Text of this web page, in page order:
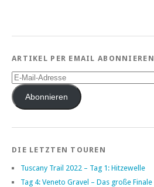
ARTIKEL PER EMAIL ABONNIEREN
E-
Mail-
AdresseAbonnieren
DIE LETZTEN TOUREN
Tuscany Trail 2022 – Tag 1: Hitzewelle
Tag 4: Veneto Gravel – Das große Finale